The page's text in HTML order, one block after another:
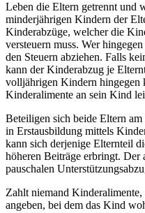
Leben die Eltern getrennt und
minderjährigen Kindern der
Kinderabzüge, welcher die
versteuern muss. Wer
den Steuern abziehen. Falls
kann der Kinderabzug je
volljährigen Kindern hingegen
Kinderalimente an sein Kind
Beteiligen sich beide Eltern
in Erstausbildung mittels
kann sich derjenige Elternteil
höheren Beiträge erbringt. Der
pauschalen
Zahlt niemand
angeben, bei dem das Kind